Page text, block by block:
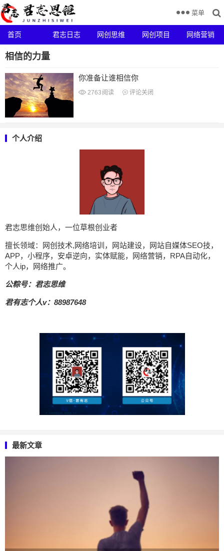
首页 君志日志 网创思维 网创项目 网络营销
菜单
相信的力量
你准备让谁相信你
2763 阅读 评论关闭
个人介绍
君志思维创始人，一位草根创业者
擅长领域：网创技术,网络培训，网站建设，网站自媒体SEO技，
APP，小程序，安卓逆向，实体赋能，网络营销，RPA自动化，
个人ip，网络推广。
公粽号：君志思维
君有志个人v：88987648
最新文章